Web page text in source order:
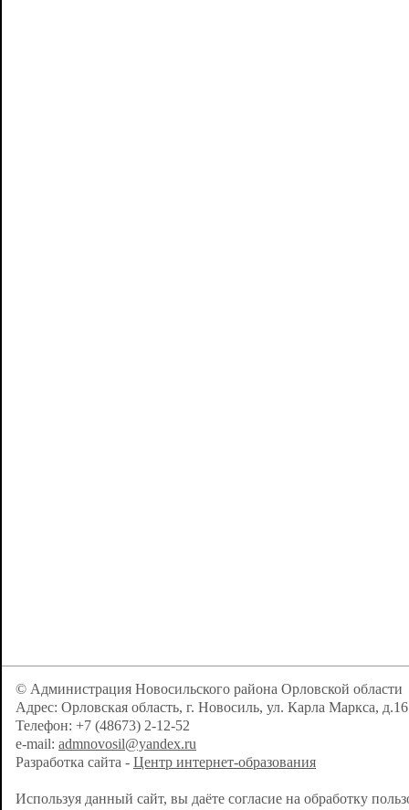
© Администрация Новосильского района Орловской области
Адрес: Орловская область, г. Новосиль, ул. Карла Маркса, д.16
Телефон: +7 (48673) 2-12-52
e-mail: admnovosil@yandex.ru
Разработка сайта - Центр интернет-образования
Используя данный сайт, вы даёте согласие на обработку